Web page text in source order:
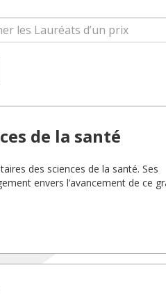
de la santé
des sciences de la santé. Ses
envers l’avancement de ce